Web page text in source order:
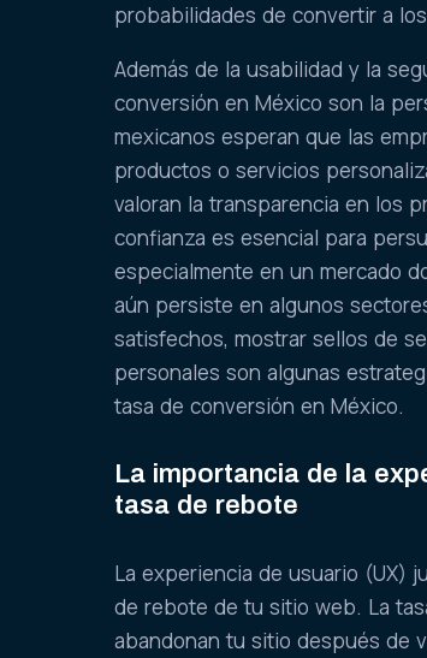
probabilidades de convertir a
Además de la usabilidad y la
conversión en México son la
mexicanos esperan que las
productos o servicios
valoran la transparencia en los
confianza es esencial para
especialmente en un mercado
aún persiste en algunos
satisfechos, mostrar sellos de
personales son algunas
tasa de conversión en México.
La importancia de la
tasa de rebote
La experiencia de usuario (UX)
de rebote de tu sitio web. La
abandonan tu sitio después de